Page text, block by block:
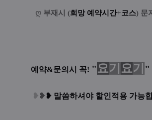
ღ 부재시 (희망 예약시간+코스) 문
예약&문의시 꼭! "요기 요기 "
❥ ❥❥ 말씀하셔야 할인적용 가능